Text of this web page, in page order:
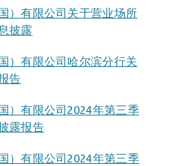
）有限公司关于营业场所
披露
）有限公司哈尔滨分行关
告
）有限公司2024年第三季
露报告
）有限公司2024年第三季